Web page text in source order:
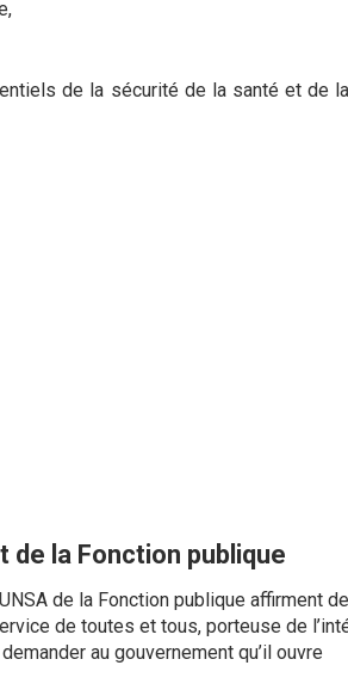
de la sécurité de la santé et de
de la Fonction publique
de la Fonction publique affirment de
de toutes et tous, porteuse de
au gouvernement qu’il ouvre